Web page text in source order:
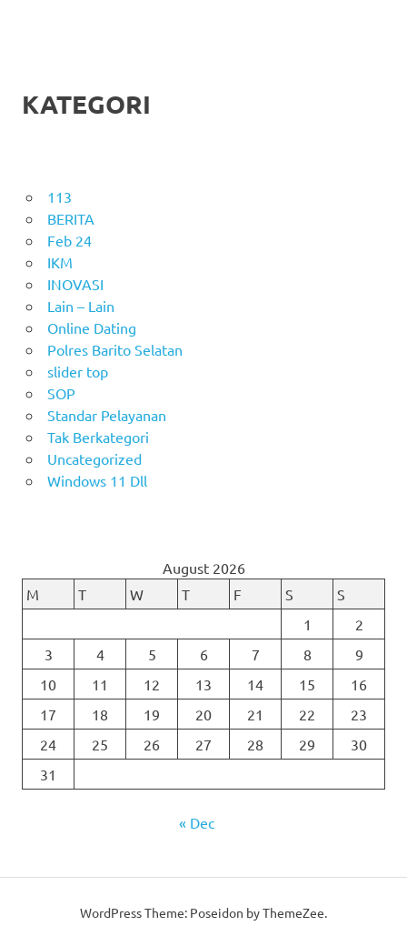
KATEGORI
113
BERITA
Feb 24
IKM
INOVASI
Lain – Lain
Online Dating
Polres Barito Selatan
slider top
SOP
Standar Pelayanan
Tak Berkategori
Uncategorized
Windows 11 Dll
August 2026
M
T W T F S
S
1
2
3
4 5 6 7 8
9
10
11 12 13 14 15
16
17
18 19 20 21 22
23
24
25 26 27 28 29
30
31
« Dec
WordPress Theme: Poseidon by ThemeZee.